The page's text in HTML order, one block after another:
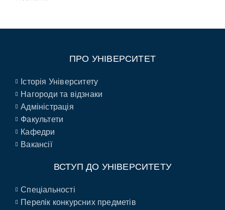
ПРО УНІВЕРСИТЕТ
Історія Університету
Нагороди та відзнаки
Адміністрація
Факультети
Кафедри
Вакансії
ВСТУП ДО УНІВЕРСИТЕТУ
Спеціальності
Перелік конкурсних предметів